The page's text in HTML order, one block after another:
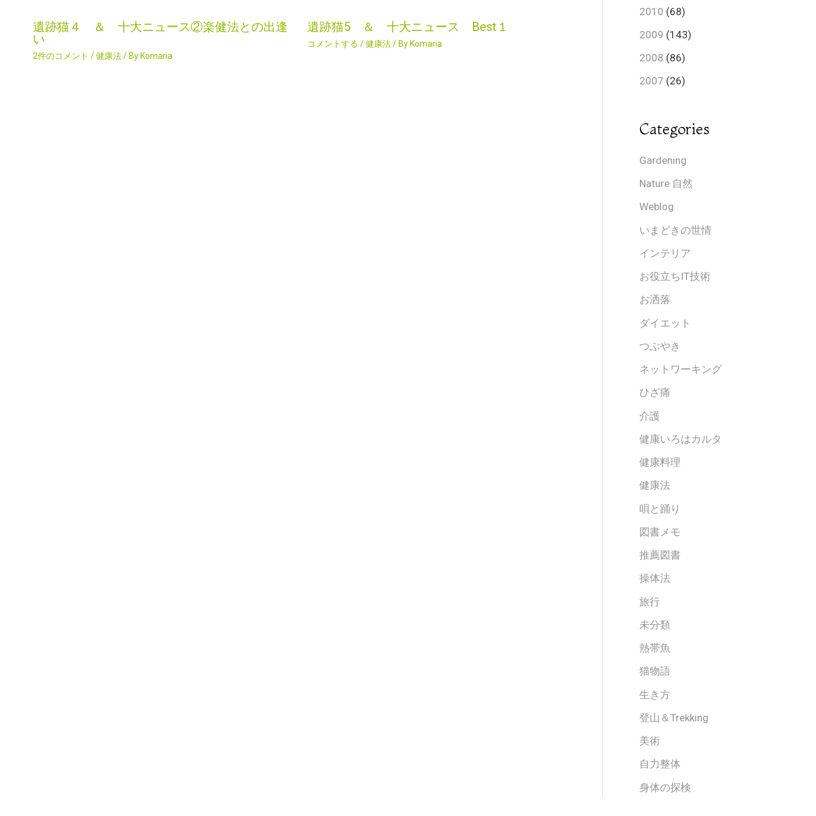
遺跡猫４ ＆ 十大ニュース②楽健法との出逢
い
2件のコメント /健康法/ By Komaria
遺跡猫5 ＆ 十大ニュース Best１
コメントする /健康法/ By Komaria
2010 (68)
2009 (143)
2008 (86)
2007 (26)
Categories
Gardening
Nature 自然
Weblog
いまどきの世情
インテリア
お役立ちIT技術
お洒落
ダイエット
つぶやき
ネットワーキング
ひざ痛
介護
健康いろはカルタ
健康料理
健康法
唄と踊り
図書メモ
推薦図書
操体法
旅行
未分類
熱帯魚
猫物語
生き方
登山＆Trekking
美術
自力整体
身体の探検